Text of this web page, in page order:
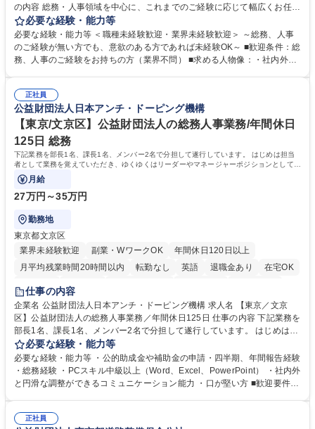
の内容 総務・人事領域を中心に、これまでのご経験に応じて幅広くお任せ
します。 ＜具体的には＞ ・総務/人事労務（給与・社保・勤怠管理など）
・採用・教育研修 ・福利厚生運用 など ※基本的には事務所勤務ですが、
採用や教育等の業務内容により、関西圏以外への日帰り・宿泊を伴う国内
出張もございます。 ※担当業務を持ちつつ、お互いに助け合いながら、総
必要な経験・能力等
必要な経験・能力等 ＜職種未経験歓迎・業界未経験歓迎＞ ～総務、人事
のご経験が無い方でも、意欲のある方であれば未経験OK～ ■歓迎条件：総
務、人事のご経験をお持ちの方（業界不問） ■求める人物像：・社内外の
正社員
公益財団法人日本アンチ・ドーピング機構
【東京/文京区】公益財団法人の総務人事業務/年間休日
125日 総務
下記業務を部長1名、課長1名、メンバー2名で分担して遂行しています。 はじめは担当
者として業務を覚えていただき、ゆくゆくはリーダーやマネージャーポジションとして活
躍いただくことを期待しています。
月給
27万円～35万円
勤務地
東京都文京区
業界未経験歓迎
副業・WワークOK
年間休日120日以上
月平均残業時間20時間以内
転勤なし 英語 退職金あり
在宅OK
賞与あり
育休あり
食事補助あり
仕事の内容
企業名 公益財団法人日本アンチ・ドーピング機構 求人名 【東京／文京
区】公益財団法人の総務人事業務／年間休日125日 仕事の内容 下記業務を
部長1名、課長1名、メンバー2名で分担して遂行しています。 はじめは担
当者として業務を覚えていただき、ゆくゆくはリーダーやマネージャーポ
ジションとして活躍いただくことを期待しています。 【総務・人事グルー
プの業務内容】 ・人事制度関連 ・採用活動 ・教育研修の企画、実行 ・勤
怠管理 ・官公庁への各種提出 ・法定の会議運営（評議員会、理事会） ・
管理 ・福利厚生関連 ・職員からの問合せ、相談対応 ・その他日常の総務
必要な経験・能力等
必要な経験・能力等 ・公的助成金や補助金の申請・四半期、年間報告経験
・総務経験 ・PCスキル中級以上（Word、Excel、PowerPoint） ・社内外
と円滑な調整ができるコミュニケーション能力 ・口が堅い方 ■歓迎要件
正社員